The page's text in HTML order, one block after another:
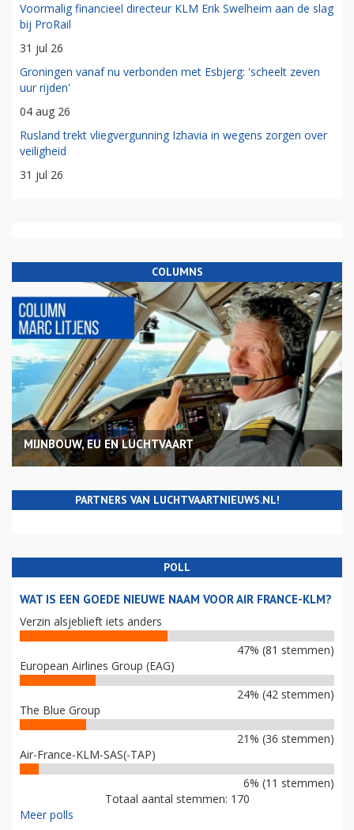
Voormalig financieel directeur KLM Erik Swelheim aan de slag
bij ProRail
31 jul 26
Groningen vanaf nu verbonden met Esbjerg: 'scheelt zeven
uur rijden'
04 aug 26
Rusland trekt vliegvergunning Izhavia in wegens zorgen over
veiligheid
31 jul 26
COLUMNS
MIJNBOUW, EU EN LUCHTVAART
PARTNERS VAN LUCHTVAARTNIEUWS.NL!
POLL
WAT IS EEN GOEDE NIEUWE NAAM VOOR AIR FRANCE-KLM?
Verzin alsjeblieft iets anders
47% (81 stemmen)
European Airlines Group (EAG)
24% (42 stemmen)
The Blue Group
21% (36 stemmen)
Air-France-KLM-SAS(-TAP)
6% (11 stemmen)
Totaal aantal stemmen: 170
Meer polls